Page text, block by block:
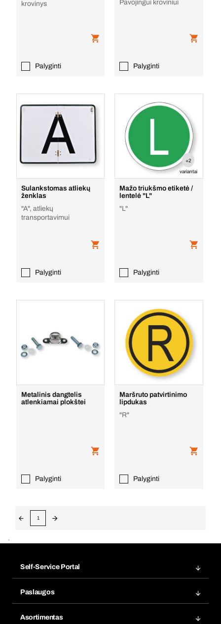
krovinys
Palyginti
Pavojingui kroviniui
Palyginti
Sulankstomas atliekų
ženklas
"A", atliekų
transportavimui
Palyginti
+2
variantai
Mažo triukšmo etiketė /
lentelė "L"
"L"
Palyginti
Metalinis dangtelis
atlenkiamai plokštei
Palyginti
Maršruto patvirtinimo
lipdukas
"R"
Palyginti
1
.
Self-Service Portal
Žymės
Paslaugos
Asortimentas